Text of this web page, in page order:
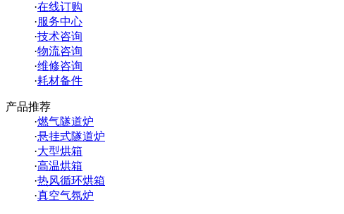
·在线订购
·服务中心
·技术咨询
·物流咨询
·维修咨询
·耗材备件
产品推荐
·燃气隧道炉
·悬挂式隧道炉
·大型烘箱
·高温烘箱
·热风循环烘箱
·真空气氛炉